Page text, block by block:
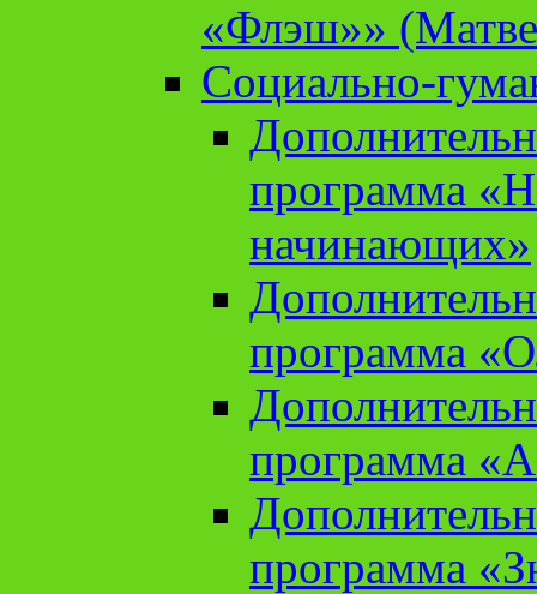
«Флэш»»
Социально-
программа
начинающих»
программа
программа
программа